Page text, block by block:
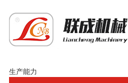
生产能力